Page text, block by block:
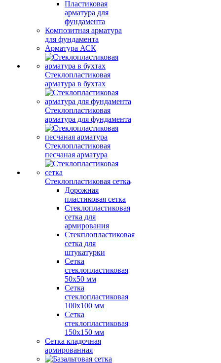
Пластиковая
арматура для
фундамента
Композитная арматура
для фундамента
Арматура АСК
Стеклопластиковая
арматура в бухтах
Стеклопластиковая
арматура для фундамента
Стеклопластиковая
песчаная арматура
Стеклопластиковая сетка
Дорожная
пластиковая сетка
Стеклопластиковая
сетка для
армирования
Стекплопластиковая
сетка для
штукатурки
Сетка
стеклопластиковая
50x50 мм
Сетка
стеклопластиковая
100x100 мм
Сетка
стеклопластиковая
150x150 мм
Сетка кладочная
армированная